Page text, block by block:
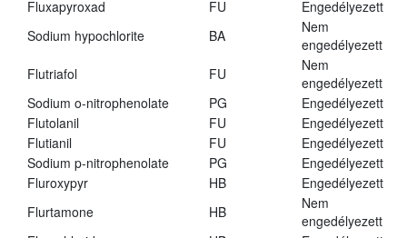
Fluxapyroxad
FU
Engedélyezett
Sodium hypochlorite
BA
Nem
engedélyezett
Flutriafol
FU
Nem
engedélyezett
Sodium o-nitrophenolate
PG
Engedélyezett
Flutolanil
FU
Engedélyezett
Flutianil
FU
Engedélyezett
Sodium p-nitrophenolate
PG
Engedélyezett
Fluroxypyr
HB
Engedélyezett
Flurtamone
HB
Nem
engedélyezett